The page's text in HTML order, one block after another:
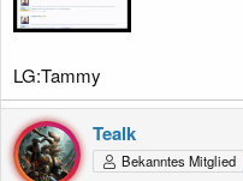
LG:Tammy
Tealk
Bekanntes Mitglied